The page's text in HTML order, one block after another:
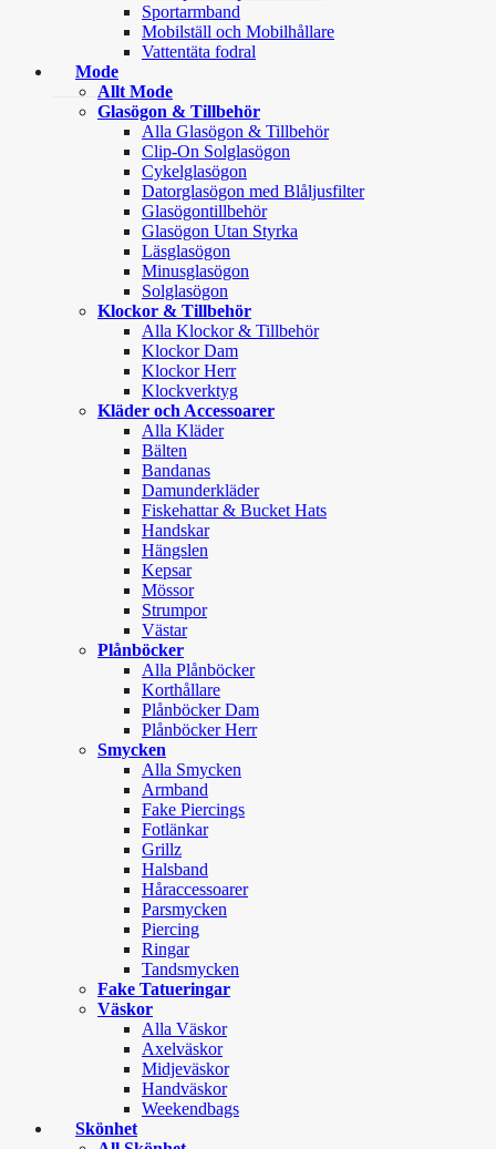
Sportarmband
Mobilställ och Mobilhållare
Vattentäta fodral
Mode
Allt Mode
Glasögon & Tillbehör
Alla Glasögon & Tillbehör
Clip-On Solglasögon
Cykelglasögon
Datorglasögon med Blåljusfilter
Glasögontillbehör
Glasögon Utan Styrka
Läsglasögon
Minusglasögon
Solglasögon
Klockor & Tillbehör
Alla Klockor & Tillbehör
Klockor Dam
Klockor Herr
Klockverktyg
Kläder och Accessoarer
Alla Kläder
Bälten
Bandanas
Damunderkläder
Fiskehattar & Bucket Hats
Handskar
Hängslen
Kepsar
Mössor
Strumpor
Västar
Plånböcker
Alla Plånböcker
Korthållare
Plånböcker Dam
Plånböcker Herr
Smycken
Alla Smycken
Armband
Fake Piercings
Fotlänkar
Grillz
Halsband
Håraccessoarer
Parsmycken
Piercing
Ringar
Tandsmycken
Fake Tatueringar
Väskor
Alla Väskor
Axelväskor
Midjeväskor
Handväskor
Weekendbags
Skönhet